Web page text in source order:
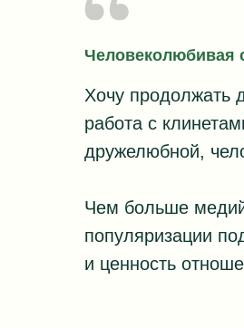
Человеколюбивая
Хочу продолжать
работа с
дружелюбной,
Чем больше
популяризации
и ценность